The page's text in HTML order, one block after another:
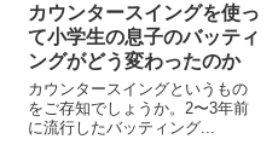
カウンタースイングを使っ
て小学生の息子のバッティ
ングがどう変わったのか
カウンタースイングというもの
をご存知でしょうか。2〜3年前
に流行したバッティング...